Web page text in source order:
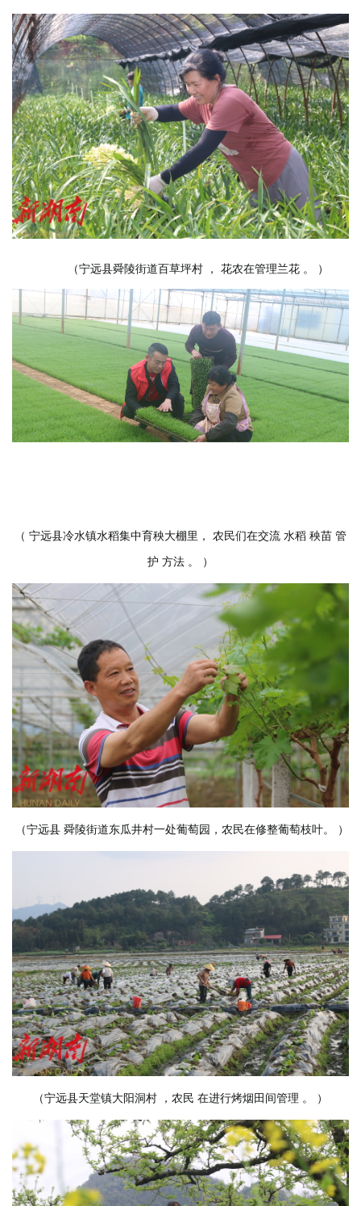
（宁远县舜陵街道百草坪村 ， 花农在管理兰花 。 ）
（ 宁远县冷水镇水稻集中育秧大棚里， 农民们在交流 水稻 秧苗 管
护 方法 。 ）
（宁远县 舜陵街道东瓜井村一处葡萄园，农民在修整葡萄枝叶。 ）
（宁远县天堂镇大阳洞村 ，农民 在进行烤烟田间管理 。 ）